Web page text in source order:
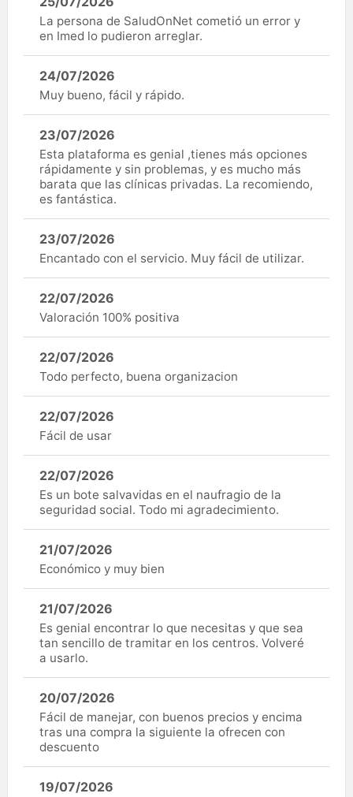
La persona de SaludOnNet cometió un error y
en Imed lo pudieron arreglar.
24/07/2026
Muy bueno, fácil y rápido.
23/07/2026
Esta plataforma es genial ,tienes más opciones
rápidamente y sin problemas, y es mucho más
barata que las clínicas privadas. La recomiendo,
es fantástica.
23/07/2026
Encantado con el servicio. Muy fácil de utilizar.
22/07/2026
Valoración 100% positiva
22/07/2026
Todo perfecto, buena organizacion
22/07/2026
Fácil de usar
22/07/2026
Es un bote salvavidas en el naufragio de la
seguridad social. Todo mi agradecimiento.
21/07/2026
Económico y muy bien
21/07/2026
Es genial encontrar lo que necesitas y que sea
tan sencillo de tramitar en los centros. Volveré
a usarlo.
20/07/2026
Fácil de manejar, con buenos precios y encima
tras una compra la siguiente la ofrecen con
descuento
19/07/2026